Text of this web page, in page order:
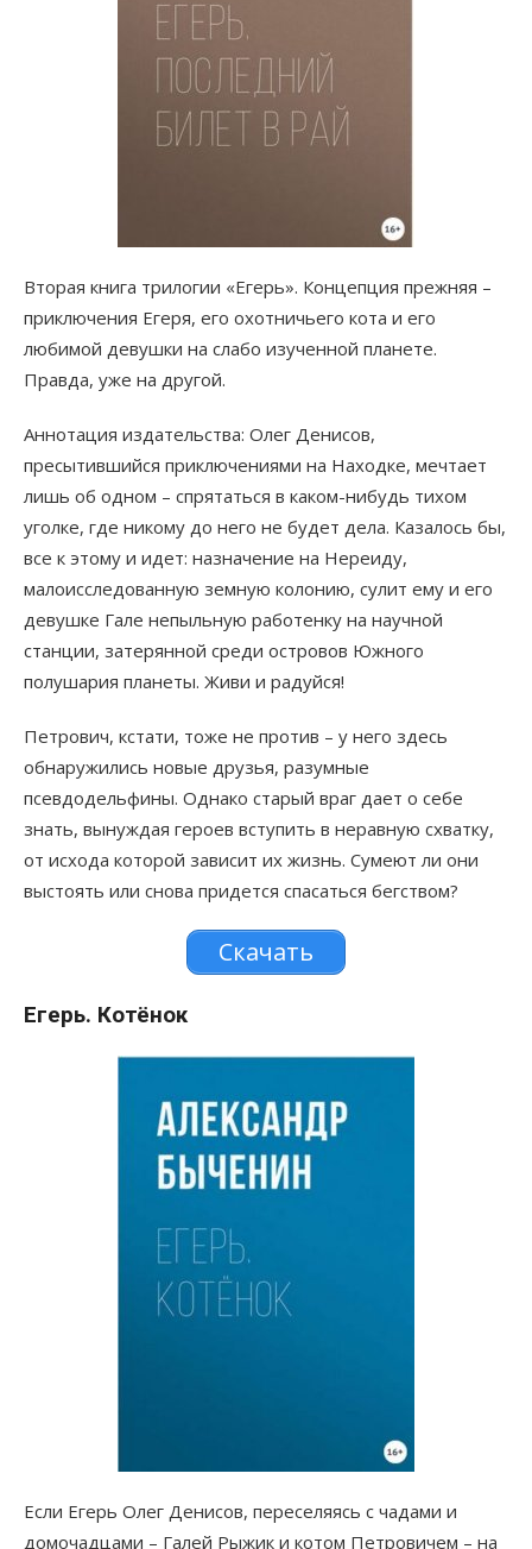
Вторая книга трилогии «Егерь». Концепция прежняя –
приключения Егеря, его охотничьего кота и его
любимой девушки на слабо изученной планете.
Правда, уже на другой.
Аннотация издательства: Олег Денисов,
пресытившийся приключениями на Находке, мечтает
лишь об одном – спрятаться в каком-нибудь тихом
уголке, где никому до него не будет дела. Казалось бы,
все к этому и идет: назначение на Нереиду,
малоисследованную земную колонию, сулит ему и его
девушке Гале непыльную работенку на научной
станции, затерянной среди островов Южного
полушария планеты. Живи и радуйся!
Петрович, кстати, тоже не против – у него здесь
обнаружились новые друзья, разумные
псевдодельфины. Однако старый враг дает о себе
знать, вынуждая героев вступить в неравную схватку,
от исхода которой зависит их жизнь. Сумеют ли они
выстоять или снова придется спасаться бегством?
Скачать
Егерь. Котёнок
Если Егерь Олег Денисов, переселяясь с чадами и
домочадцами – Галей Рыжик и котом Петровичем – на